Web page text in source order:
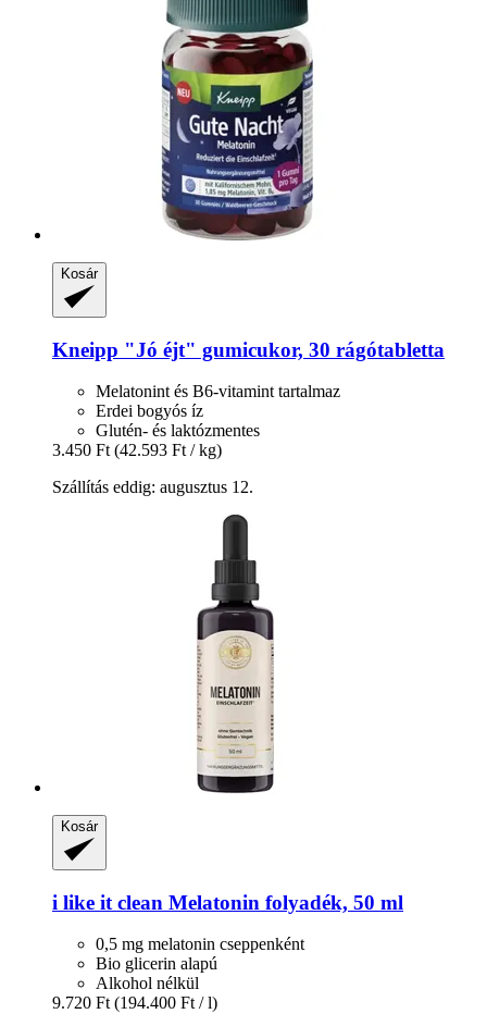
Kosár
Kneipp "Jó éjt" gumicukor, 30 rágótabletta
Melatonint és B6-vitamint tartalmaz
Erdei bogyós íz
Glutén- és laktózmentes
3.450 Ft (42.593 Ft / kg)
Szállítás eddig: augusztus 12.
Kosár
i like it clean Melatonin folyadék, 50 ml
0,5 mg melatonin cseppenként
Bio glicerin alapú
Alkohol nélkül
9.720 Ft (194.400 Ft / l)